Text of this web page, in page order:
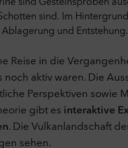
Reise in die
noch aktiv waren. Die
Perspektiven sowie
gibt es interaktive
. Die Vulkanlandschaft
sehen.